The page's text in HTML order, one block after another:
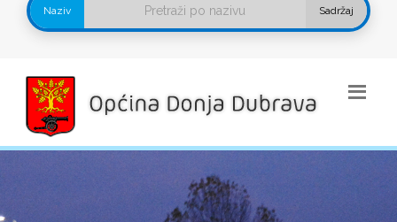
Naziv Sadržaj